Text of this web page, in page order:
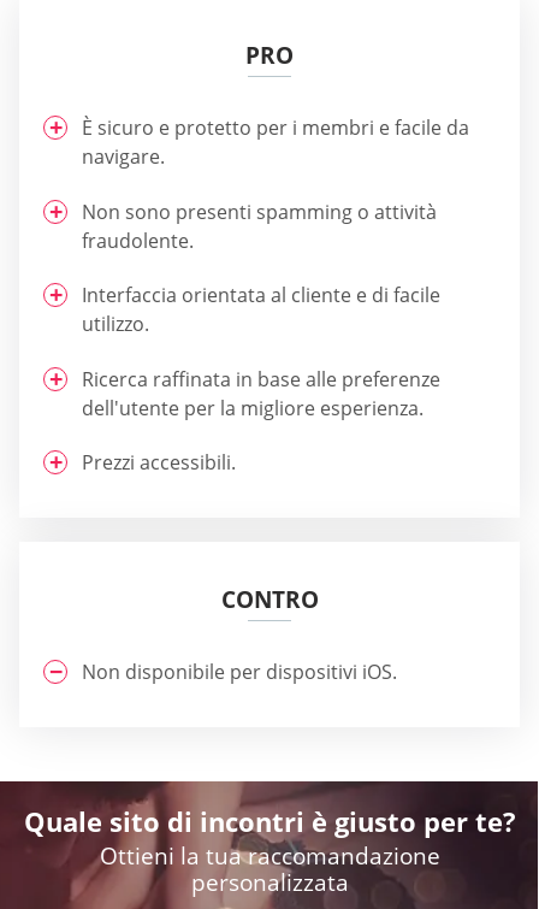
PRO
È sicuro e protetto per i membri e facile da
navigare.
Non sono presenti spamming o attività
fraudolente.
Interfaccia orientata al cliente e di facile
utilizzo.
Ricerca raffinata in base alle preferenze
dell'utente per la migliore esperienza.
Prezzi accessibili.
CONTRO
Non disponibile per dispositivi iOS.
Quale sito di incontri è giusto per te?
Ottieni la tua raccomandazione
personalizzata